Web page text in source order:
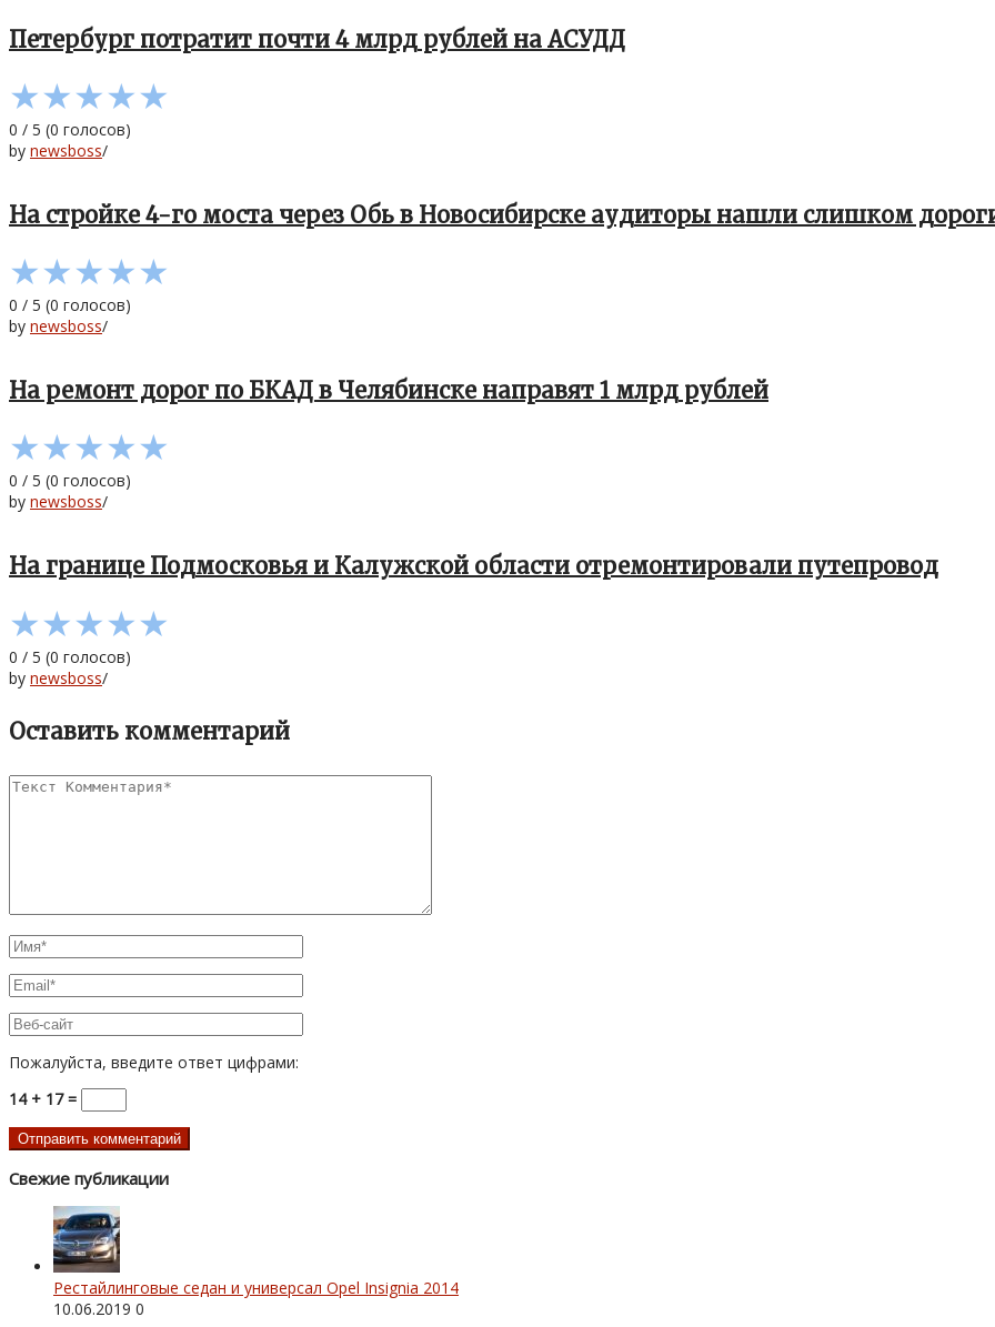
Петербург потратит почти 4 млрд рублей на АСУДД
★★★★★
0 / 5 (0 голосов)
by newsboss/
На стройке 4-го моста через Обь в Новосибирске аудиторы нашли слишком
★★★★★
0 / 5 (0 голосов)
by newsboss/
На ремонт дорог по БКАД в Челябинске направят 1 млрд рублей
★★★★★
0 / 5 (0 голосов)
by newsboss/
На границе Подмосковья и Калужской области отремонтировали путепровод
★★★★★
0 / 5 (0 голосов)
by newsboss/
Оставить комментарий
Пожалуйста, введите ответ цифрами:
14 + 17 =
Свежие публикации
Рестайлинговые седан и универсал Opel Insignia 2014
10.06.2019 0